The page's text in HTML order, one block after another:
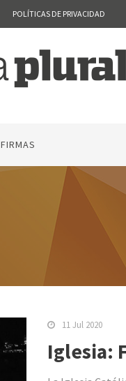
POLÍTICAS DE PRIVACIDAD
FIRMAS
11 Jul 2020
Iglesia: